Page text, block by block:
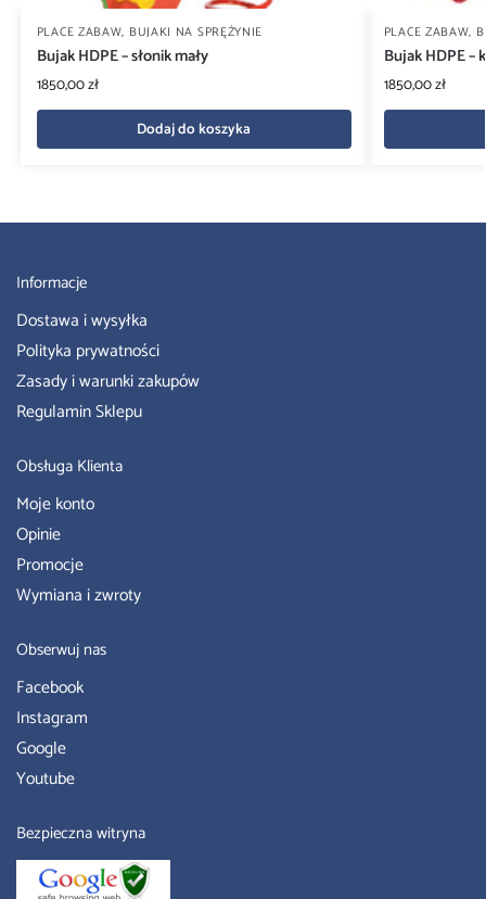
PLACE ZABAW, BUJAKI NA SPRĘŻYNIE
Bujak HDPE – słonik mały
1850,00zł
Dodaj do koszyka
PLACE ZABAW,
Bujak HDPE –
1850,00zł
Informacje
Dostawa i wysyłka
Polityka prywatności
Zasady i warunki zakupów
Regulamin Sklepu
Obsługa Klienta
Moje konto
Opinie
Promocje
Wymiana i zwroty
Obserwuj nas
Facebook
Instagram
Google
Youtube
Bezpieczna witryna